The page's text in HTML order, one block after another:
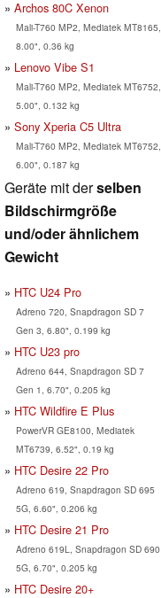
Archos 80C Xenon
Mali-T760 MP2, Mediatek MT8165,
8.00", 0.36 kg
Lenovo Vibe S1
Mali-T760 MP2, Mediatek MT6752,
5.00", 0.132 kg
Sony Xperia C5 Ultra
Mali-T760 MP2, Mediatek MT6752,
6.00", 0.187 kg
Geräte mit derselben
Bildschirmgröße
und/oder ähnlichem
Gewicht
HTC U24 Pro
Adreno 720, Snapdragon SD 7
Gen 3, 6.80", 0.199 kg
HTC U23 pro
Adreno 644, Snapdragon SD 7
Gen 1, 6.70", 0.205 kg
HTC Wildfire E Plus
PowerVR GE8100, Mediatek
MT6739, 6.52", 0.19 kg
HTC Desire 22 Pro
Adreno 619, Snapdragon SD 695
5G, 6.60", 0.206 kg
HTC Desire 21 Pro
Adreno 619L, Snapdragon SD 690
5G, 6.70", 0.205 kg
HTC Desire 20+